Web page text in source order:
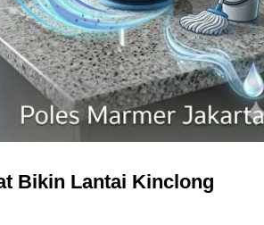
Bikin Lantai Kinclong